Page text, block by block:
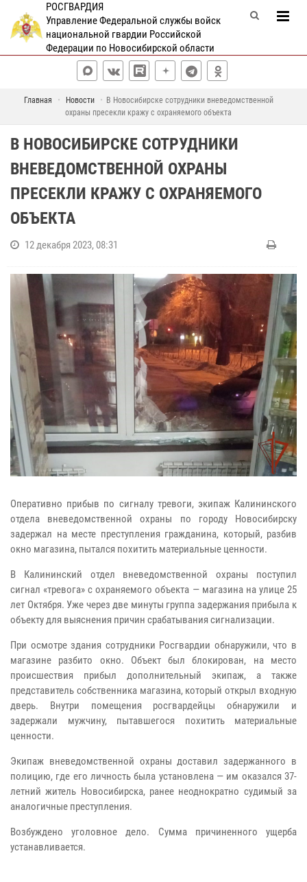
РОСГВАРДИЯ
Управление Федеральной службы войск
национальной гвардии Российской
Федерации по Новосибирской области
Главная Новости
В Новосибирске сотрудники вневедомственной
охраны пресекли кражу с охраняемого объекта
В НОВОСИБИРСКЕ СОТРУДНИКИ
ВНЕВЕДОМСТВЕННОЙ ОХРАНЫ
ПРЕСЕКЛИ КРАЖУ С ОХРАНЯЕМОГО
ОБЪЕКТА
12 декабря 2023, 08:31
Оперативно прибыв по сигналу тревоги, экипаж Калининского
отдела вневедомственной охраны по городу Новосибирску
задержал на месте преступления гражданина, который, разбив
окно магазина, пытался похитить материальные ценности.
В Калининский отдел вневедомственной охраны поступил
сигнал «тревога» с охраняемого объекта — магазина на улице 25
лет Октября. Уже через две минуты группа задержания прибыла к
объекту для выяснения причин срабатывания сигнализации.
При осмотре здания сотрудники Росгвардии обнаружили, что в
магазине разбито окно. Объект был блокирован, на место
происшествия прибыл дополнительный экипаж, а также
представитель собственника магазина, который открыл входную
дверь. Внутри помещения росгвардейцы обнаружили и
задержали мужчину, пытавшегося похитить материальные
ценности.
Экипаж вневедомственной охраны доставил задержанного в
полицию, где его личность была установлена — им оказался 37-
летний житель Новосибирска, ранее неоднократно судимый за
аналогичные преступления.
Возбуждено уголовное дело. Сумма причиненного ущерба
устанавливается.